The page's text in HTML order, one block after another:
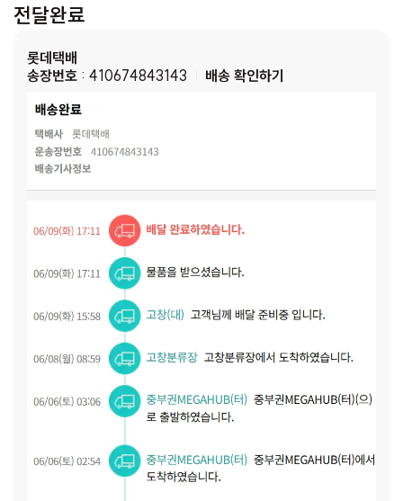
전달완료
롯데택배
송장번호 : 410674843143 배송 확인하기